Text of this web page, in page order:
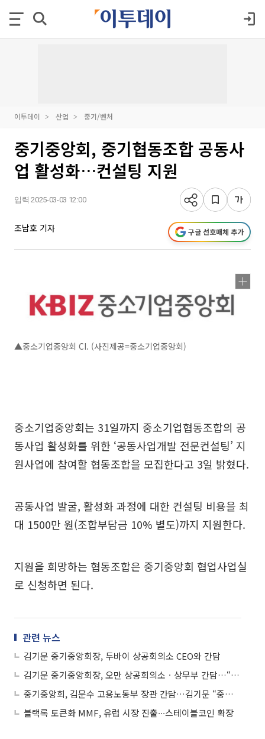
이투데이 산업 중기/벤처
중기중앙회, 중기협동조합 공동사
업 활성화…컨설팅 지원
입력 2025-03-03 12:00
조남호 기자 구글 선호매체 추가
▲중소기업중앙회 CI. (사진제공=중소기업중앙회)
중소기업중앙회는 31일까지 중소기업협동조합의 공
동사업 활성화를 위한 ‘공동사업개발 전문컨설팅’ 지
원사업에 참여할 협동조합을 모집한다고 3일 밝혔다.
공동사업 발굴, 활성화 과정에 대한 컨설팅 비용을 최
대 1500만 원(조합부담금 10% 별도)까지 지원한다.
지원을 희망하는 협동조합은 중기중앙회 협업사업실
로 신청하면 된다.
관련 뉴스
김기문 중기중앙회장, 두바이 상공회의소 CEO와 간담
김기문 중기중앙회장, 오만 상공회의소ㆍ상무부 간담…“백두포럼 무스카트 개최 제안받아”
중기중앙회, 김문수 고용노동부 장관 간담…김기문 “중대재해처벌법 개선 필요”
블랙록 토큰화 MMF, 유럽 시장 진출∙∙∙스테이블코인 확장